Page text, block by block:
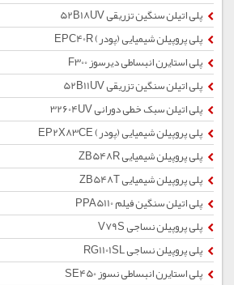
پلی اتیلن سنگین تزریقی 52B18UV
پلی پروپیلن شیمیایی (پودر) EPC40R
پلی استایرن انبساطی دیرسوز F300
پلی اتیلن سنگین تزریقی 52B11UV
پلی اتیلن سبک خطی دورانی 32604UV
پلی پروپیلن شیمیایی (پودر) EP2X83CE
پلی پروپیلن شیمیایی ZB548R
پلی پروپیلن شیمیایی ZB548T
پلی اتیلن سنگین فیلم PPA5110
پلی پروپیلن نساجی V79S
پلی پروپیلن نساجی RG1101SL
پلی استایرن انبساطی نسوز SE450